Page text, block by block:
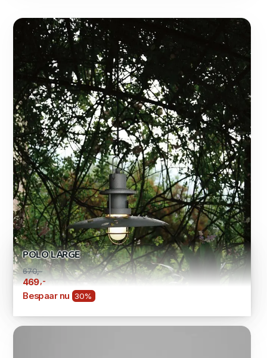
POLO LARGE
670,-
469,-
Bespaar nu 30%